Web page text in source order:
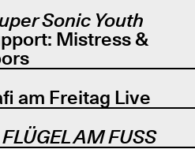
Sonic Youth
Mistress &
am Freitag Live
FLÜGEL AM FUSS